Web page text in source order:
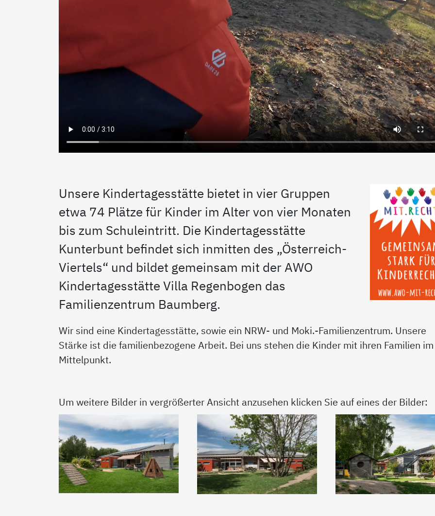
Unsere Kindertagesstätte bietet in vier Gruppen
etwa 74 Plätze für Kinder im Alter von vier Monaten
bis zum Schuleintritt. Die Kindertagesstätte
Kunterbunt befindet sich inmitten des „Österreich-
Viertels“ und bildet gemeinsam mit der AWO
Kindertagesstätte Villa Regenbogen das
Familienzentrum Baumberg.
Wir sind eine Kindertagesstätte, sowie ein NRW- und Moki.-Familienzentrum. Unsere
Stärke ist die familienbezogene Arbeit. Bei uns stehen die Kinder mit ihren Familien im
Mittelpunkt.
Um weitere Bilder in vergrößerter Ansicht anzusehen klicken Sie auf eines der Bilder: